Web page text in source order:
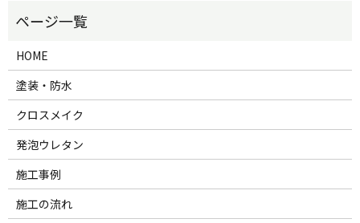
HOME
塗装・防水
クロスメイク
発泡ウレタン
施工事例
施工の流れ